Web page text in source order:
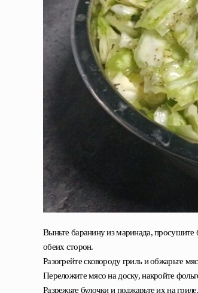
Выньте баранину из маринада,
обеих сторон.
Разогрейте сковороду гриль и обжарьте
Переложите мясо на доску, накройте
Разрежьте булочки и поджарьте их на гриле.